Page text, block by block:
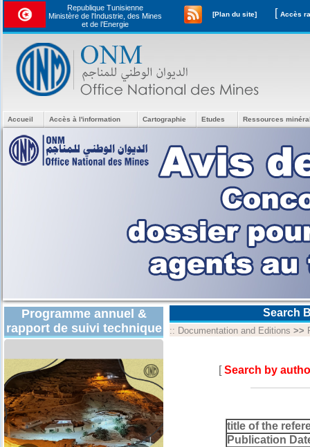
Republique Tunisienne
Ministère de l'Industrie, des Mines
et de l’Energie
[Plan du site] [
Accueil Accès à l'information Cartographie Etudes Ressources
Programme annuel &
rapport de suivi technique
Search
:: Documentation and Editions >>
[Search by
title of the
Publication